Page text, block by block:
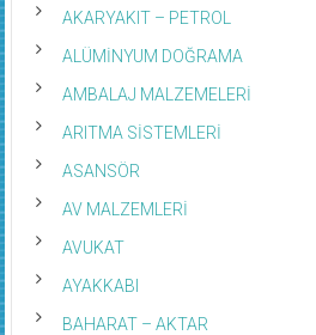
AKARYAKIT – PETROL
ALÜMİNYUM DOĞRAMA
AMBALAJ MALZEMELERİ
ARITMA SİSTEMLERİ
ASANSÖR
AV MALZEMLERİ
AVUKAT
AYAKKABI
BAHARAT – AKTAR